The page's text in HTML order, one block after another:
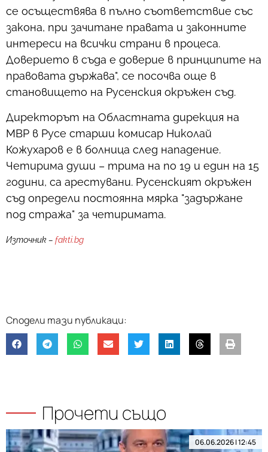
се осъществява в пълно съответствие със
закона, при зачитане правата и законните
интереси на всички страни в процеса.
Доверието в съда е доверие в принципите на
правовата държава", се посочва още в
становището на Русенския окръжен съд.
Директорът на Областната дирекция на
МВР в Русе старши комисар Николай
Кожухаров е в болница след нападение.
Четирима души – трима на по 19 и един на 15
години, са арестувани. Русенският окръжен
съд определи постоянна мярка "задържане
под стража" за четиримата.
Източник – fakti.bg
Прочети също
06.06.2026 | 12:45